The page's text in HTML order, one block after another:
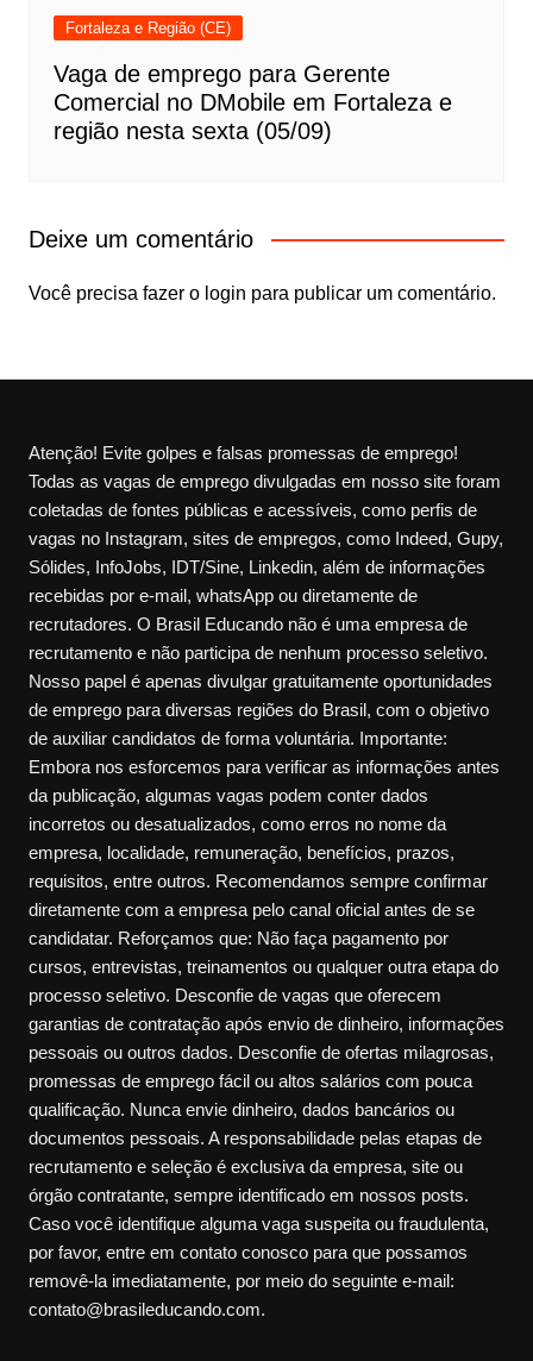
Fortaleza e Região (CE)
Vaga de emprego para Gerente
Comercial no DMobile em Fortaleza e
região nesta sexta (05/09)
Deixe um comentário
Você precisa fazer o login para publicar um comentário.
Atenção! Evite golpes e falsas promessas de emprego!
Todas as vagas de emprego divulgadas em nosso site foram
coletadas de fontes públicas e acessíveis, como perfis de
vagas no Instagram, sites de empregos, como Indeed, Gupy,
Sólides, InfoJobs, IDT/Sine, Linkedin, além de informações
recebidas por e-mail, whatsApp ou diretamente de
recrutadores. O Brasil Educando não é uma empresa de
recrutamento e não participa de nenhum processo seletivo.
Nosso papel é apenas divulgar gratuitamente oportunidades
de emprego para diversas regiões do Brasil, com o objetivo
de auxiliar candidatos de forma voluntária. Importante:
Embora nos esforcemos para verificar as informações antes
da publicação, algumas vagas podem conter dados
incorretos ou desatualizados, como erros no nome da
empresa, localidade, remuneração, benefícios, prazos,
requisitos, entre outros. Recomendamos sempre confirmar
diretamente com a empresa pelo canal oficial antes de se
candidatar. Reforçamos que: Não faça pagamento por
cursos, entrevistas, treinamentos ou qualquer outra etapa do
processo seletivo. Desconfie de vagas que oferecem
garantias de contratação após envio de dinheiro, informações
pessoais ou outros dados. Desconfie de ofertas milagrosas,
promessas de emprego fácil ou altos salários com pouca
qualificação. Nunca envie dinheiro, dados bancários ou
documentos pessoais. A responsabilidade pelas etapas de
recrutamento e seleção é exclusiva da empresa, site ou
órgão contratante, sempre identificado em nossos posts.
Caso você identifique alguma vaga suspeita ou fraudulenta,
por favor, entre em contato conosco para que possamos
removê-la imediatamente, por meio do seguinte e-mail:
contato@brasileducando.com.